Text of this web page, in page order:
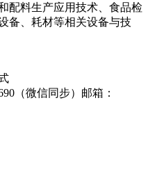
配料生产应用技术、食品检
备、耗材等相关设备与技
（微信同步）邮箱：